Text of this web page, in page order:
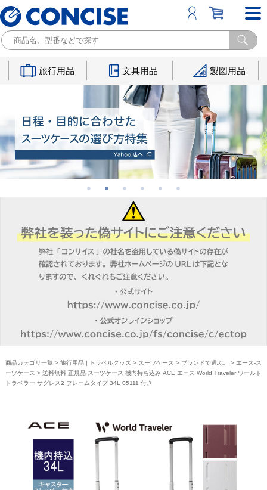
旅行用品 文具用品 製図用品
商品カテゴリ一覧 > 旅行用品 | トラベルグッズ> スーツケース > ブランドで選ぶ。 > エース-ス
ーツケース > 送料無料 正規品 スーツケース 機内持ち込み ACE エース World Traveler ワールド
トラベラー サグレス2 フレームタイプ 34L 05111 付き